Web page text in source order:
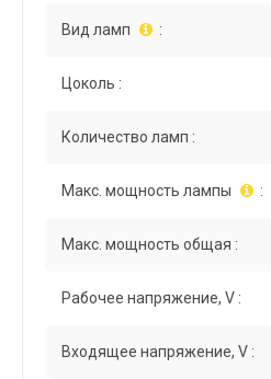
Вид ламп :
Цоколь :
Количество ламп :
Макс. мощность лампы :
Макс. мощность общая :
Рабочее напряжение, V :
Входящее напряжение, V :